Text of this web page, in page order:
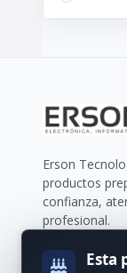
Erson
productos
confianza,
profesional.
Esta